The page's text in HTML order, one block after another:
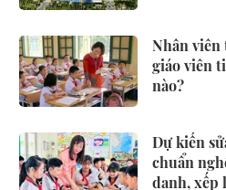
Nhân viên
giáo viên
nào?
Dự kiến
chuẩn
danh, xếp